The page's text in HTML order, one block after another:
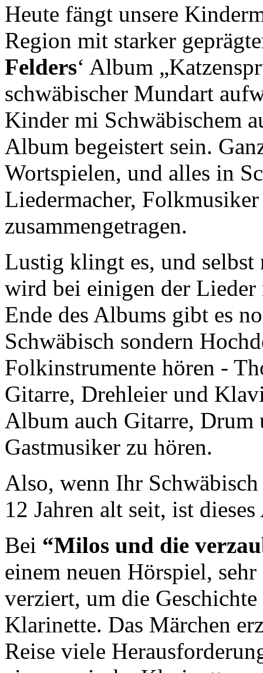
Heute fängt unsere
Region mit starker
Felders‘ Album
schwäbischer Mundart
Kinder mi Schwäbischem
Album begeistert sein.
Wortspielen, und alles in
Liedermacher,
zusammengetragen.
Lustig klingt es, und
wird bei einigen der
Ende des Albums gibt es
Schwäbisch sondern
Folkinstrumente hören -
Gitarre, Drehleier und
Album auch Gitarre, Drum
Gastmusiker zu hören.
Also, wenn Ihr
12 Jahren alt seit, ist
Bei “Milos und die
einem neuen Hörspiel,
verziert, um die
Klarinette. Das Märchen
Reise viele